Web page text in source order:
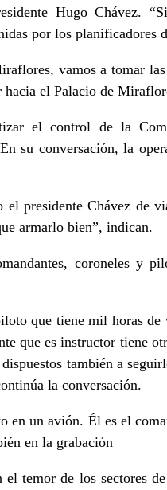
Hugo Chávez.
por los planificadores
vamos a tomar
el Palacio de
el control de la
su conversación, la
el presidente Chávez de
armarlo bien”, indican.
coroneles y
que tiene mil horas
que es instructor tiene
también a
la conversación.
un avión. Él es el
en la grabación
temor de los sectores